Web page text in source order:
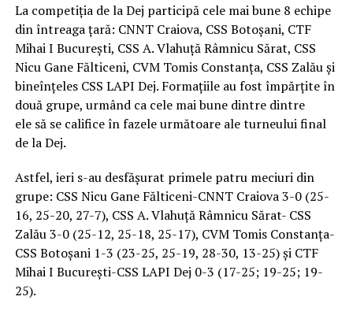
La competiția de la Dej participă cele mai bune 8 echipe
din întreaga țară: CNNT Craiova, CSS Botoșani, CTF
Mihai I București, CSS A. Vlahuță Râmnicu Sărat, CSS
Nicu Gane Fălticeni, CVM Tomis Constanța, CSS Zalău și
bineînțeles CSS LAPI Dej. Formațiile au fost împărțite în
două grupe, urmând ca cele mai bune dintre dintre
ele să se califice în fazele următoare ale turneului final
de la Dej.
Astfel, ieri s-au desfășurat primele patru meciuri din
grupe: CSS Nicu Gane Fălticeni-CNNT Craiova 3-0 (25-
16, 25-20, 27-7), CSS A. Vlahuță Râmnicu Sărat- CSS
Zalău 3-0 (25-12, 25-18, 25-17), CVM Tomis Constanța-
CSS Botoșani 1-3 (23-25, 25-19, 28-30, 13-25) și CTF
Mihai I București-CSS LAPI Dej 0-3 (17-25; 19-25; 19-
25).